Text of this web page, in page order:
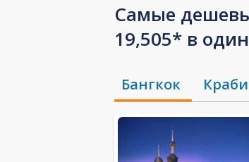
Самые
19,505* в
Бангкок Краби